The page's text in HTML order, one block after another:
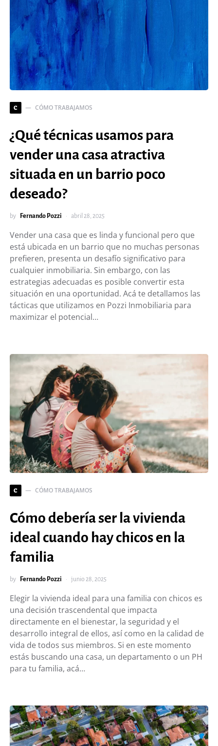
C CÓMO TRABAJAMOS
¿Qué técnicas usamos para
vender una casa atractiva
situada en un barrio poco
deseado?
by Fernando Pozzi abril 28, 2025
Vender una casa que es linda y funcional pero que
está ubicada en un barrio que no muchas personas
prefieren, presenta un desafío significativo para
cualquier inmobiliaria. Sin embargo, con las
estrategias adecuadas es posible convertir esta
situación en una oportunidad. Acá te detallamos las
tácticas que utilizamos en Pozzi Inmobiliaria para
maximizar el potencial…
C CÓMO TRABAJAMOS
Cómo debería ser la vivienda
ideal cuando hay chicos en la
familia
by Fernando Pozzi junio 28, 2025
Elegir la vivienda ideal para una familia con chicos es
una decisión trascendental que impacta
directamente en el bienestar, la seguridad y el
desarrollo integral de ellos, así como en la calidad de
vida de todos sus miembros. Si en este momento
estás buscando una casa, un departamento o un PH
para tu familia, acá…